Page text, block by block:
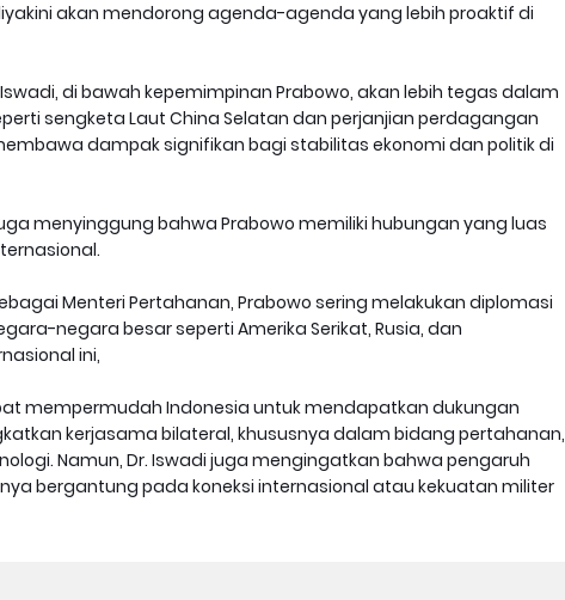
akan mendorong agenda-agenda yang lebih proaktif di
di bawah kepemimpinan Prabowo, akan lebih tegas dalam
sengketa Laut China Selatan dan perjanjian perdagangan
dampak signifikan bagi stabilitas ekonomi dan politik di
menyinggung bahwa Prabowo memiliki hubungan yang luas
Menteri Pertahanan, Prabowo sering melakukan diplomasi
negara besar seperti Amerika Serikat, Rusia, dan
ini,
mempermudah Indonesia untuk mendapatkan dukungan
kerjasama bilateral, khususnya dalam bidang pertahanan,
Namun, Dr. Iswadi juga mengingatkan bahwa pengaruh
bergantung pada koneksi internasional atau kekuatan militer